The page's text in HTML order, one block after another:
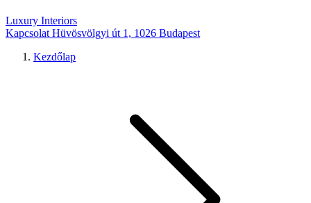
Luxury Interiors
Kapcsolat Hüvösvölgyi út 1, 1026 Budapest
Kezdőlap